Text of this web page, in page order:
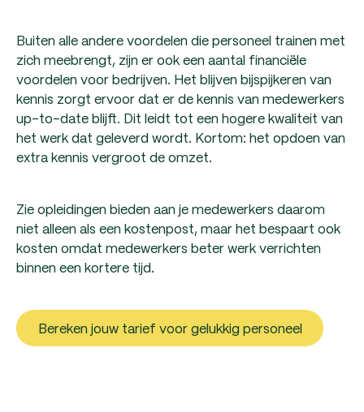
Buiten alle andere voordelen die personeel trainen met
zich meebrengt, zijn er ook een aantal financiële
voordelen voor bedrijven. Het blijven bijspijkeren van
kennis zorgt ervoor dat er de kennis van medewerkers
up-to-date blijft. Dit leidt tot een hogere kwaliteit van
het werk dat geleverd wordt. Kortom: het opdoen van
extra kennis vergroot de omzet.
Zie opleidingen bieden aan je medewerkers daarom
niet alleen als een kostenpost, maar het bespaart ook
kosten omdat medewerkers beter werk verrichten
binnen een kortere tijd.
Bereken jouw tarief voor gelukkig personeel